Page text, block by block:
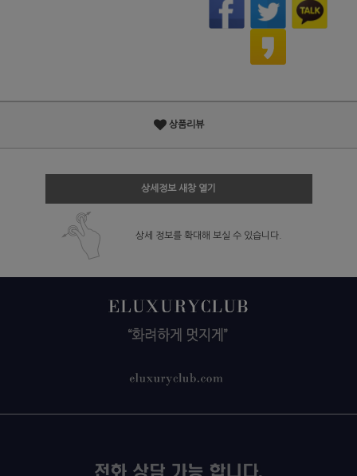
상품리뷰
상세정보 새창 열기
상세 정보를 확대해 보실 수 있습니다.